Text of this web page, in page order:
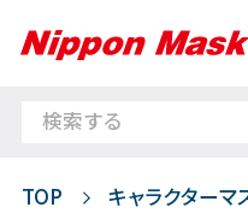
TOP
キャラクターマ